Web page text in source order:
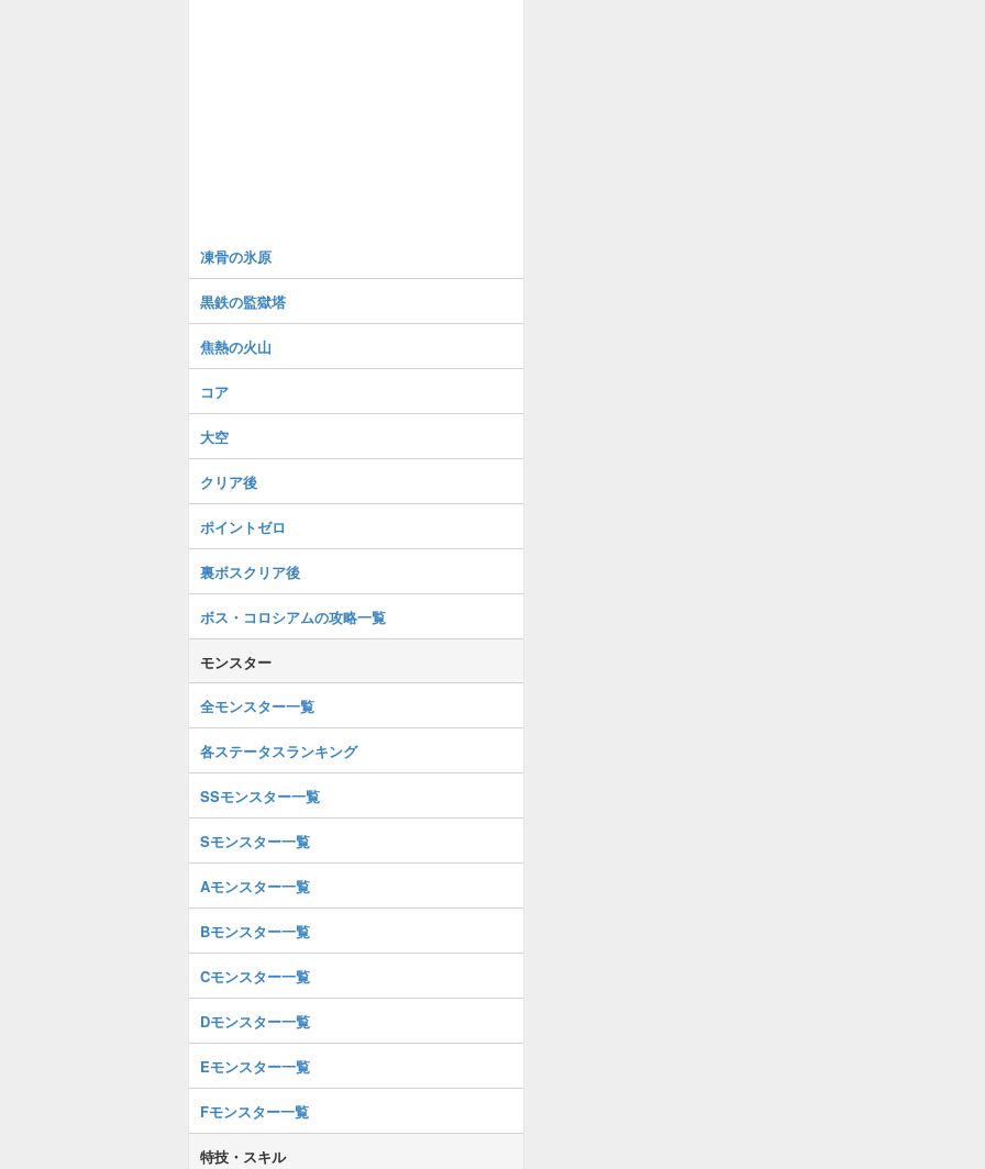
凍骨の氷原
黒鉄の監獄塔
焦熱の火山
コア
大空
クリア後
ポイントゼロ
裏ボスクリア後
ボス・コロシアムの攻略一覧
モンスター
全モンスター一覧
各ステータスランキング
SSモンスター一覧
Sモンスター一覧
Aモンスター一覧
Bモンスター一覧
Cモンスター一覧
Dモンスター一覧
Eモンスター一覧
Fモンスター一覧
特技・スキル